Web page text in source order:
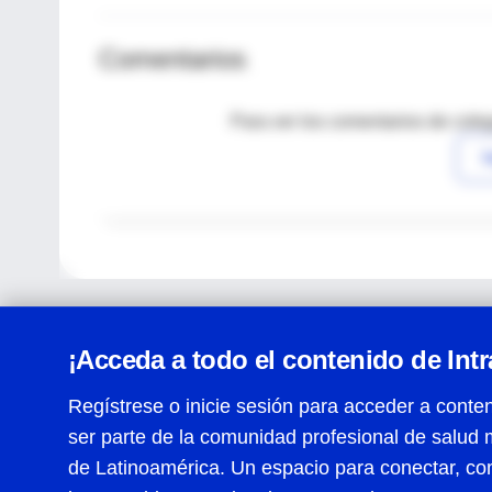
Comentarios
Para ver los comentarios de
¡Acceda a todo el contenido de
Regístrese o inicie sesión para acceder a
ser parte de la comunidad profesional de salud
de Latinoamérica. Un espacio para conectar,
Centro de Ayuda